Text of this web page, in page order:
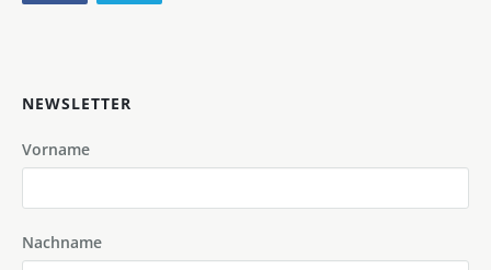
NEWSLETTER
Vorname
Nachname